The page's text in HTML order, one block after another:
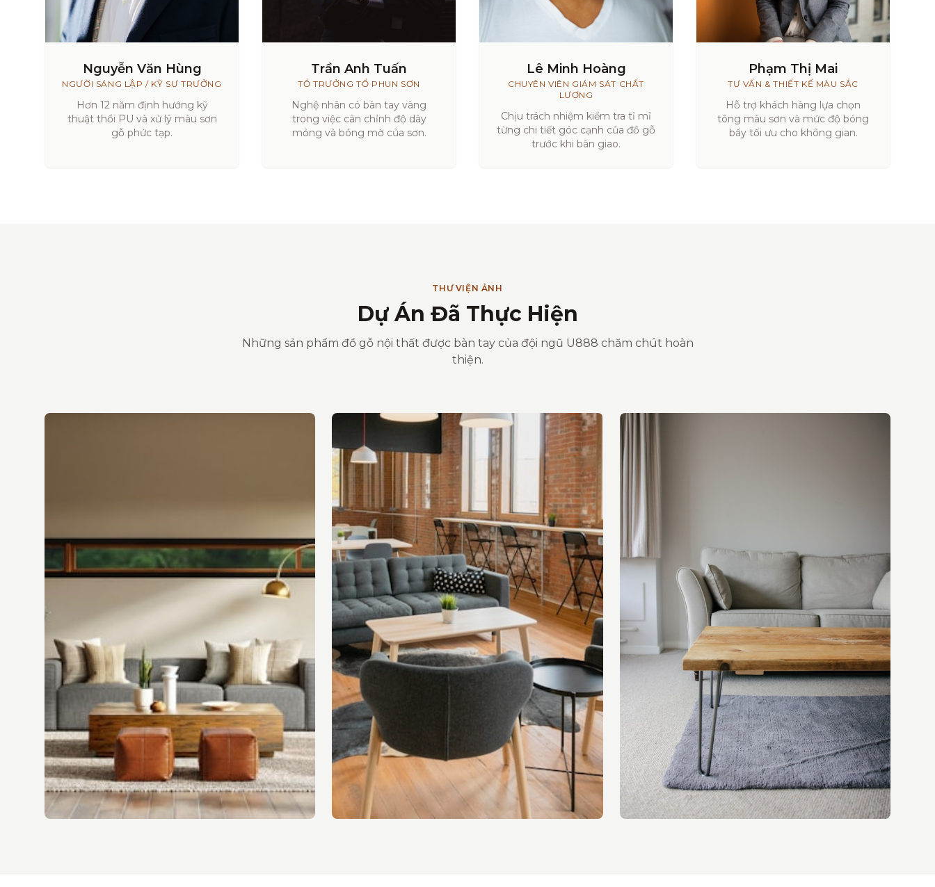
Nguyễn Văn Hùng
NGƯỜI SÁNG LẬP / KỸ SƯ TRƯỞNG
Hơn 12 năm định hướng kỹ
thuật thổi PU và xử lý màu sơn
gỗ phức tạp.
Trần Anh Tuấn
TỔ TRƯỞNG TỔ PHUN SƠN
Nghệ nhân có bàn tay vàng
trong việc cân chỉnh độ dày
mỏng và bóng mờ của sơn.
Lê Minh Hoàng
CHUYÊN VIÊN GIÁM SÁT CHẤT
LƯỢNG
Chịu trách nhiệm kiểm tra tỉ mỉ
từng chi tiết góc cạnh của đồ gỗ
trước khi bàn giao.
Phạm Thị Mai
TƯ VẤN & THIẾT KẾ MÀU SẮC
Hỗ trợ khách hàng lựa chọn
tông màu sơn và mức độ bóng
bẩy tối ưu cho không gian.
THƯ VIỆN ẢNH
Dự Án Đã Thực Hiện
Những sản phẩm đồ gỗ nội thất được bàn tay của đội ngũ U888 chăm chút hoàn
thiện.